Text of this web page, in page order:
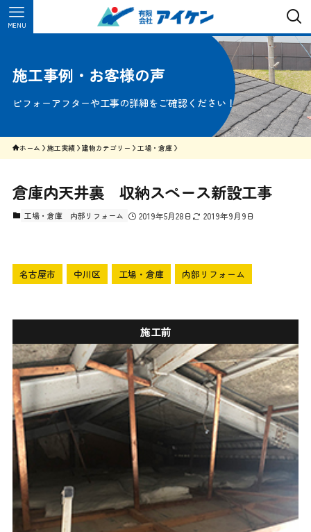
MENU
施工事例・お客様の声
ビフォーアフターや工事の詳細をご確認ください！
ホーム 施工実績 建物カテゴリー 工場・倉庫
倉庫内天井裏 収納スペース新設工事
工場・倉庫 内部リフォーム 2019年5月28日 2019年9月9日
名古屋市 中川区 工場・倉庫 内部リフォーム
施工前